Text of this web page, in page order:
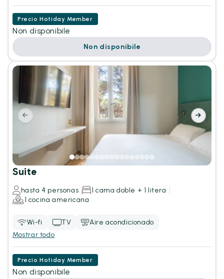
Precio Hotiday Member
Non disponibile
Non disponibile
Suite
hasta 4 personas
1 cama doble + 1 litera
1 cocina americana
Wi-fi TV
Aire acondicionado
Mostrar todo
Precio Hotiday Member
Non disponibile